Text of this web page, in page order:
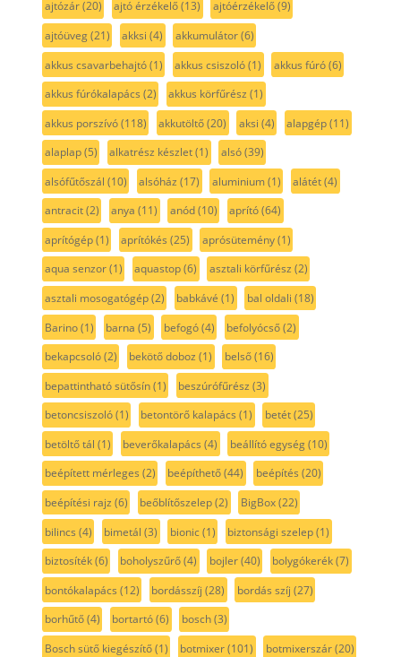
ajtózár(20) ajtó érzékelő(13) ajtóérzékelő(9)
ajtóüveg(21) akksi (4) akkumulátor(6)
akkus csavarbehajtó(1) akkus csiszoló(1) akkus fúró(6)
akkus fúrókalapács (2) akkus körfűrész (1)
akkus porszívó(118) akkutöltő(20) aksi (4) alapgép(11)
alaplap(5) alkatrész készlet(1) alsó(39)
alsófűtőszál (10) alsóház (17) aluminium(1) alátét(4)
antracit(2) anya (11) anód(10) aprító(64)
aprítógép(1) aprítókés (25) aprósütemény(1)
aqua senzor(1) aquastop(6) asztali körfűrész (2)
asztali mosogatógép(2) babkávé (1) bal oldali (18)
Barino(1) barna (5) befogó(4) befolyócső(2)
bekapcsoló(2) bekötő doboz (1) belső(16)
bepattintható sütősín(1) beszúrófűrész (3)
betoncsiszoló(1) betontörő kalapács (1) betét(25)
betöltő tál (1) beverőkalapács (4) beállító egység(10)
beépített mérleges (2) beépíthető(44) beépítés (20)
beépítési rajz (6) beőblítőszelep(2) BigBox(22)
bilincs (4) bimetál (3) bionic(1) biztonsági szelep(1)
biztosíték(6) boholyszűrő(4) bojler(40) bolygókerék(7)
bontókalapács (12) bordásszíj (28) bordás szíj (27)
borhűtő(4) bortartó(6) bosch(3)
Bosch sütő kiegészítő(1) botmixer(101) botmixerszár(20)